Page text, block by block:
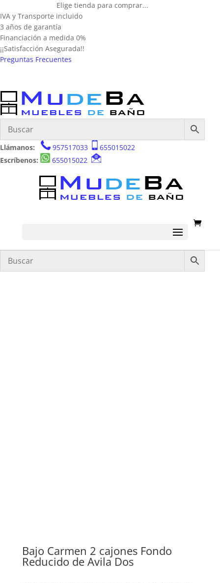
Elige tienda para comprar...
IVA y Transporte incluido
3 años de garantía
Financiación a medida 0%
¡¡Satisfacción Asegurada!!
Preguntas Frecuentes
Llámanos: 957517033
655015022
Escríbenos:
655015022
Bajo Carmen 2 cajones Fondo
Reducido de Avila Dos